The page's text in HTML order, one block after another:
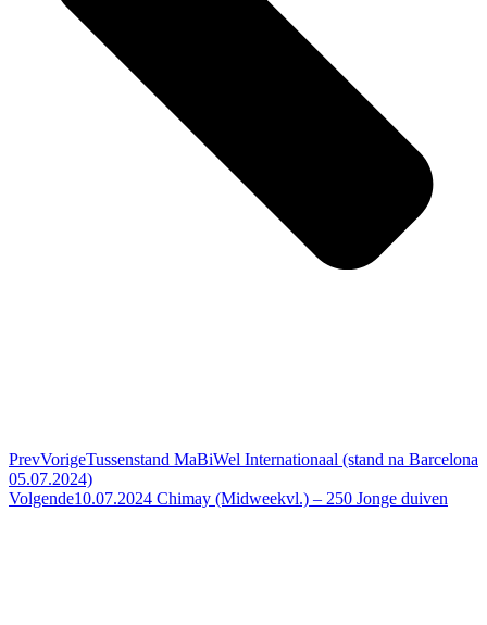
PrevVorigeTussenstand MaBiWel Internationaal (stand na Barcelona
05.07.2024)
Volgende10.07.2024 Chimay (Midweekvl.) – 250 Jonge duiven